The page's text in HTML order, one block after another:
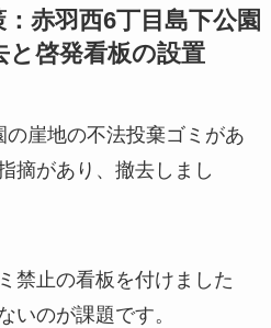
赤羽西6丁目島下公園
と啓発看板の設置
崖地の不法投棄ゴミがあ
摘があり、撤去しまし
禁止の看板を付けました
いのが課題です。